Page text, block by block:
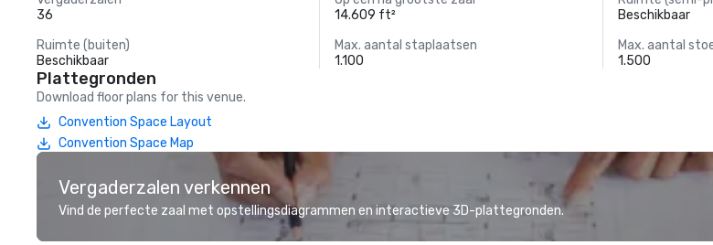
36
14.609 ft²
Beschikbaar
Ruimte (buiten)
Beschikbaar
Max. aantal staplaatsen
1.100
Max. aantal
1.500
Plattegronden
Download floor plans for this venue.
Convention Space Layout
Convention Space Map
Vergaderzalen verkennen
Vind de perfecte zaal met opstellingsdiagrammen en interactieve 3D-plattegronden.